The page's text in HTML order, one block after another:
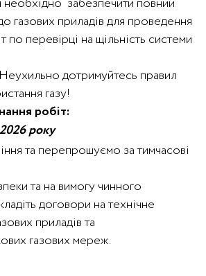
газових приладів для проведення
по перевірці на щільність системи
дотримуйтесь правил
газу!
робіт:
року
та перепрошуємо за тимчасові
та на вимогу чинного
договори на технічне
приладів та
газових мереж.